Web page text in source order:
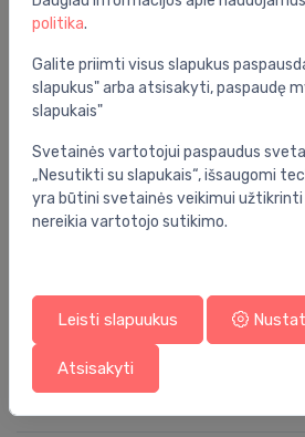
Sėdynės savybės:
Serija:
Savybės:
Vandens tiekimas:
Gylis (mm):
Produkto kodas:
Barkodas:
Prekės ženklas:
politika.
Galite priimti visus slapukus
slapukus" arba atsisakyti, paspaudę
slapukais"
Svetainės vartotojui paspaudus
„Nesutikti su slapukais“, išsaugomi
yra būtini svetainės veikimui užtikrinti
nereikia vartotojo sutikimo.
Leisti slapuukus
Atsisakyti